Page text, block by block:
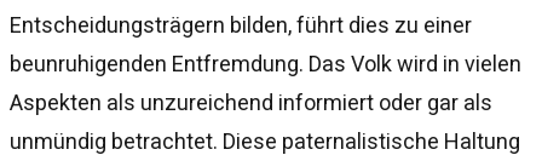
Entscheidungsträgern bilden, führt dies zu einer
beunruhigenden Entfremdung. Das Volk wird in vielen
Aspekten als unzureichend informiert oder gar als
unmündig betrachtet. Diese paternalistische Haltung